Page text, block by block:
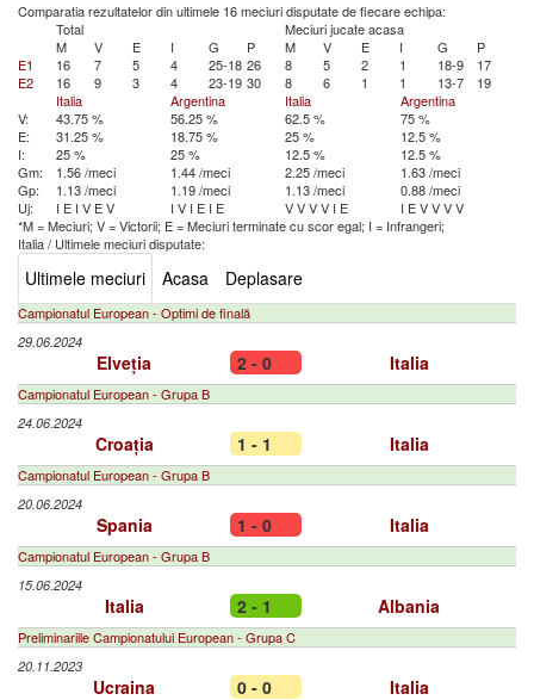
Comparatia rezultatelor din ultimele 16 meciuri disputate de fiecare echipa:
Total
Meciuri jucate acasa
M
V E I G P M V E I G
P
E1
16 7 5 4 25-18 26 8 5 2 1 18-9
17
E2
16 9 3 4 23-19 30 8 6 1 1 13-7
19
Italia
Argentina Italia
Argentina
V:
43.75 % 56.25 % 62.5 %
75 %
E:
31.25 % 18.75 % 25 %
12.5 %
I:
25 % 25 % 12.5 %
12.5 %
Gm:
1.56 /meci 1.44 /meci 2.25 /meci
1.63 /meci
Gp:
1.13 /meci 1.19 /meci 1.13 /meci
0.88 /meci
Uj:
I E I V EV I V I E I E VVVV I E I EVVVV
*M = Meciuri; V = Victorii; E = Meciuri terminate cu scor egal; I = Infrangeri;
Italia/ Ultimele meciuri disputate:
Ultimele meciuri Acasa Deplasare
Campionatul European - Optimi de finală
29.06.2024
Elveția 2 - 0 Italia
Campionatul European - Grupa B
24.06.2024
Croația 1 - 1 Italia
Campionatul European - Grupa B
20.06.2024
Spania 1 - 0 Italia
Campionatul European - Grupa B
15.06.2024
Italia 2 - 1 Albania
Preliminariile Campionatului European - Grupa C
20.11.2023
Ucraina 0 - 0 Italia